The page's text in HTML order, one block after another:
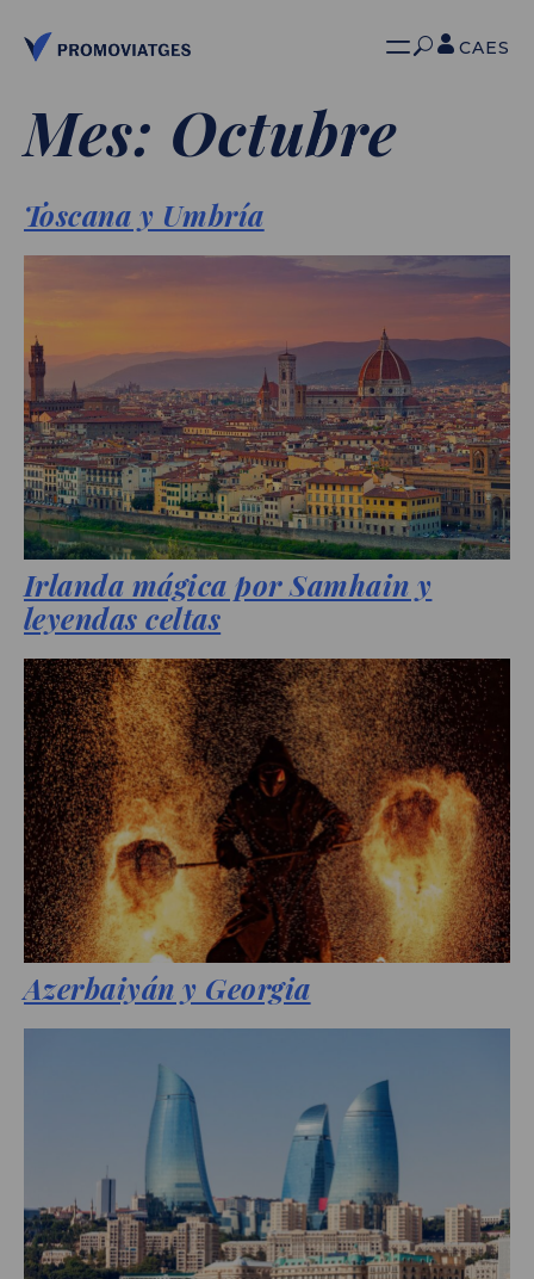
CAES
Mes: Octubre
Toscana y Umbría
Irlanda mágica por Samhain y
leyendas celtas
Azerbaiyán y Georgia